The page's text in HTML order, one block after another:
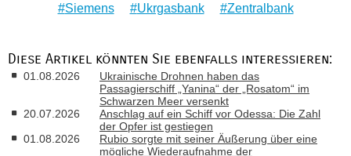
Siemens
Ukrgasbank Zentralbank
Diese Artikel könnten Sie ebenfalls interessieren:
01.08.2026
Ukrainische Drohnen haben das
Passagierschiff „Yanina“ der „Rosatom“ im
Schwarzen Meer versenkt
20.07.2026
Anschlag auf ein Schiff vor Odessa: Die Zahl
der Opfer ist gestiegen
01.08.2026
Rubio sorgte mit seiner Äußerung über eine
mögliche Wiederaufnahme der